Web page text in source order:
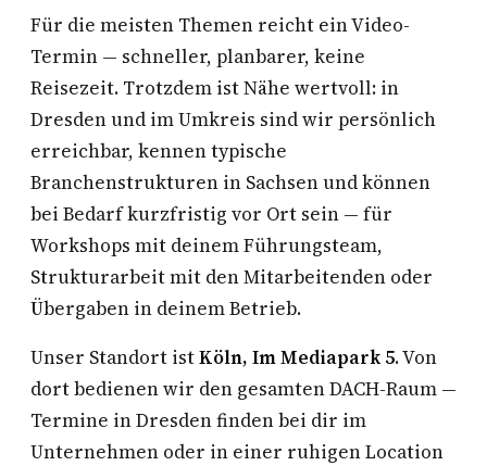
Für die meisten Themen reicht ein Video-
Termin — schneller, planbarer, keine
Reisezeit. Trotzdem ist Nähe wertvoll: in
Dresden und im Umkreis sind wir persönlich
erreichbar, kennen typische
Branchenstrukturen in Sachsen und können
bei Bedarf kurzfristig vor Ort sein — für
Workshops mit deinem Führungsteam,
Strukturarbeit mit den Mitarbeitenden oder
Übergaben in deinem Betrieb.
Unser Standort istKöln, Im Mediapark 5. Von
dort bedienen wir den gesamten DACH-Raum —
Termine in Dresden finden bei dir im
Unternehmen oder in einer ruhigen Location